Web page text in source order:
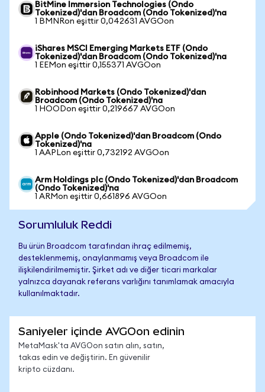
BitMine Immersion Technologies (Ondo
Tokenized)'dan Broadcom (Ondo Tokenized)'na
1 BMNRon eşittir 0,042631 AVGOon
iShares MSCI Emerging Markets ETF (Ondo
Tokenized)'dan Broadcom (Ondo Tokenized)'na
1 EEMon eşittir 0,155371 AVGOon
Robinhood Markets (Ondo Tokenized)'dan
Broadcom (Ondo Tokenized)'na
1 HOODon eşittir 0,219667 AVGOon
Apple (Ondo Tokenized)'dan Broadcom (Ondo
Tokenized)'na
1 AAPLon eşittir 0,732192 AVGOon
Arm Holdings plc (Ondo Tokenized)'dan Broadcom
(Ondo Tokenized)'na
1 ARMon eşittir 0,661896 AVGOon
Sorumluluk Reddi
Bu ürün Broadcom tarafından ihraç edilmemiş,
desteklenmemiş, onaylanmamış veya Broadcom ile
ilişkilendirilmemiştir. Şirket adı ve diğer ticari markalar
yalnızca dayanak referans varlığını tanımlamak amacıyla
kullanılmaktadır.
Saniyeler içinde AVGOon edinin
MetaMask'ta AVGOon satın alın, satın,
takas edin ve değiştirin. En güvenilir
kripto cüzdanı.